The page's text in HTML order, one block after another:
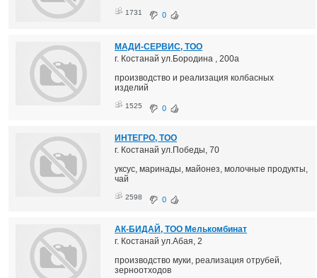
1731 0
МАДИ-СЕРВИС, ТОО
г. Костанай ул.Бородина , 200а
производство и реализация колбасных
изделий
1525 0
ИНТЕГРО, ТОО
г. Костанай ул.Победы, 70
уксус, маринады, майонез, молочные продукты,
чай
2598 0
АК-БИДАЙ, ТОО Мелькомбинат
г. Костанай ул.Абая, 2
производство муки, реализация отрубей,
зерноотходов